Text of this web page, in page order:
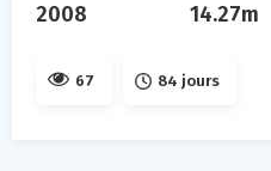
2008 14.27m
67 84 jours